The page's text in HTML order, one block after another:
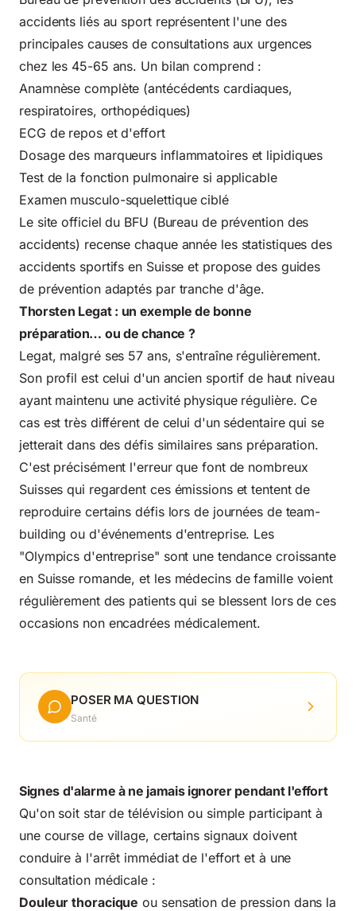
accidents liés au sportreprésentent l'une des
principales causes de consultations aux urgences
chez les 45-65 ans. Un bilan comprend :
Anamnèse complète (antécédents cardiaques,
respiratoires, orthopédiques)
ECG de repos et d'effort
Dosage des marqueurs inflammatoires et lipidiques
Test de la fonction pulmonaire si applicable
Examen musculo-squelettique ciblé
Le site officiel du BFU (Bureau de prévention des
accidents) recense chaque année les statistiques des
accidents sportifs en Suisse et propose des guides
de prévention adaptés par tranche d'âge.
Thorsten Legat : un exemple de bonne
préparation… ou de chance ?
Legat, malgré ses 57 ans, s'entraîne régulièrement.
Son profil est celui d'un ancien sportif de haut niveau
ayant maintenu une activité physique régulière. Ce
cas est très différent de celui d'un sédentaire qui se
jetterait dans des défis similaires sans préparation.
C'est précisément l'erreur que font de nombreux
Suisses qui regardent ces émissions et tentent de
reproduire certains défis lors de journées de team-
building ou d'événements d'entreprise. Les
"Olympics d'entreprise" sont une tendance croissante
en Suisse romande, et les médecins de famille voient
régulièrement des patients qui se blessent lors de ces
occasions non encadrées médicalement.
POSER MA QUESTION
Santé
Signes d'alarme à ne jamais ignorer pendant l'effort
Qu'on soit star de télévision ou simple participant à
une course de village, certains signaux doivent
conduire à l'arrêt immédiat de l'effort et à une
consultation médicale :
Douleur thoracique ou sensation de pression dans la